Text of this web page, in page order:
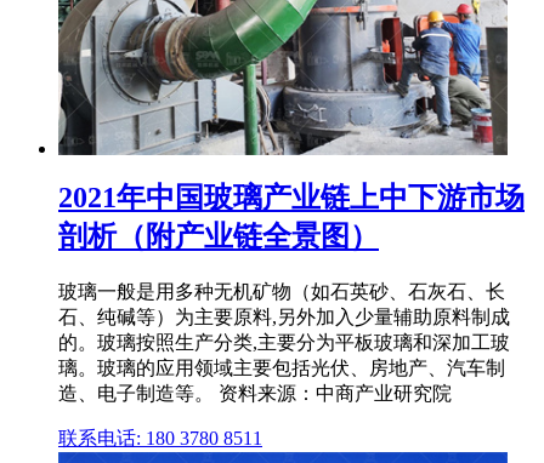
2021年中国玻璃产业链上中下游市场
剖析（附产业链全景图）
玻璃一般是用多种无机矿物（如石英砂、石灰石、长
石、纯碱等）为主要原料,另外加入少量辅助原料制成
的。玻璃按照生产分类,主要分为平板玻璃和深加工玻
璃。玻璃的应用领域主要包括光伏、房地产、汽车制
造、电子制造等。 资料来源：中商产业研究院
联系电话: 180 3780 8511